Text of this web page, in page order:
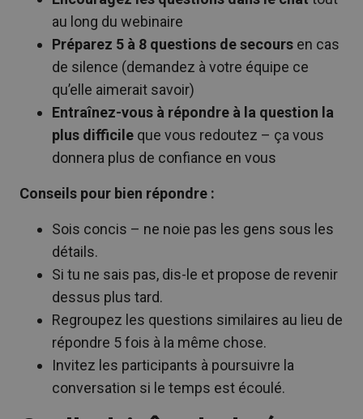
au long du webinaire
Préparez 5 à 8 questions de secours en cas
de silence (demandez à votre équipe ce
qu’elle aimerait savoir)
Entraînez-vous à répondre à la question la
plus difficile que vous redoutez – ça vous
donnera plus de confiance en vous
Conseils pour bien répondre :
Sois concis – ne noie pas les gens sous les
détails.
Si tu ne sais pas, dis-le et propose de revenir
dessus plus tard.
Regroupez les questions similaires au lieu de
répondre 5 fois à la même chose.
Invitez les participants à poursuivre la
conversation si le temps est écoulé.